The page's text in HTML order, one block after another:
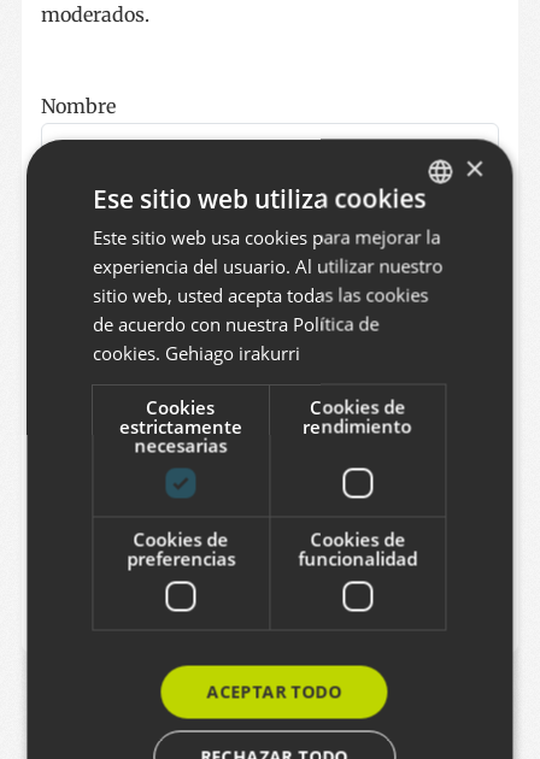
moderados.
Nombre
Correo electrónico
Puede que le interesen estos otros artículos
BASQUE
SPANISH
×
Ese sitio web utiliza cookies
Este sitio web usa cookies para mejorar la
experiencia del usuario. Al utilizar nuestro
sitio web, usted acepta todas las cookies
de acuerdo con nuestra Política de
cookies. Gehiago irakurri
Cookies
estrictamente
necesarias
Cookies de
rendimiento
Cookies de
preferencias
Cookies de
funcionalidad
ACEPTAR TODO